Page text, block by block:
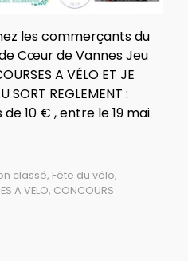
les commerçants du
Cœur de Vannes Jeu
A VÉLO ET JE
SORT REGLEMENT :
10 € , entre le 19 mai
classé, Fête du vélo,
A VELO, CONCOURS